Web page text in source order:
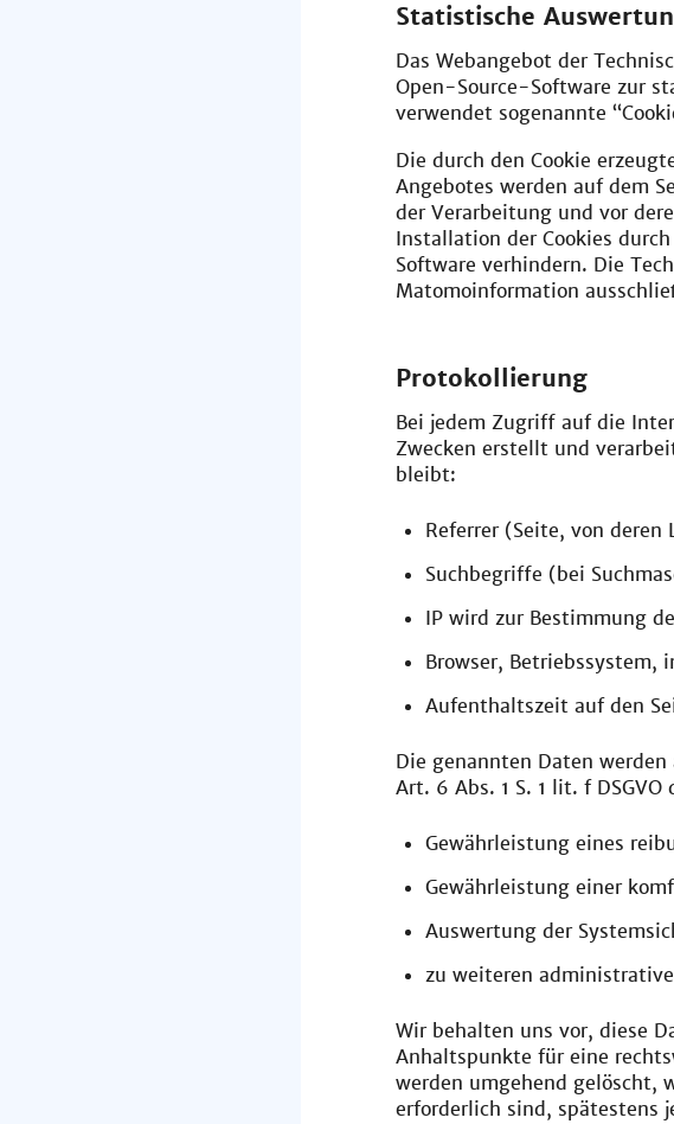
Statistische
Das Webangebot der
Open-Source-Software zur
verwendet sogenannte
Die durch den Cookie
Angebotes werden auf dem
der Verarbeitung und vor
Installation der Cookies
Software verhindern. Die
Matomoinformation
Protokollierung
Bei jedem Zugriff auf die
Zwecken erstellt und
bleibt:
Referrer (Seite, von
Suchbegriffe (bei
IP wird zur Bestimmung
Browser,
Aufenthaltszeit auf den
Die genannten Daten
Art. 6 Abs. 1 S. 1 lit. f
Gewährleistung eines
Gewährleistung einer
Auswertung der
zu weiteren
Wir behalten uns vor, diese
Anhaltspunkte für eine
werden umgehend gelöscht,
erforderlich sind, spätestens